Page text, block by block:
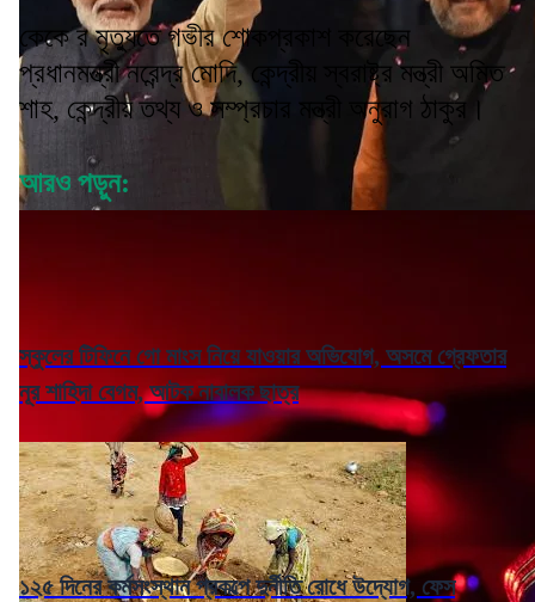
কেকে র মৃত্যুতে গভীর শোকপ্রকাশ করেছেন
প্রধানমন্ত্রী নরেন্দ্র মোদি, কেন্দ্রীয় স্বরাষ্ট্র মন্ত্রী অমিত
শাহ, কেন্দ্রীয় তথ্য ও সম্প্রচার মন্ত্রী অনুরাগ ঠাকুর।
আরও পড়ুন:
স্কুলের টিফিনে গো মাংস নিয়ে যাওয়ার অভিযোগ, অসমে গ্রেফতার
নূর শাহিদা বেগম, আটক নাবালক ছাত্র
১২৫ দিনের কর্মসংস্থান প্রকল্পে দুর্নীতি রোধে উদ্যোগ, ফেস